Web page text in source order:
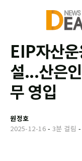
EIP자산
설...산은
무 영입
원정호
2025-12-16 - 3분 걸림 -